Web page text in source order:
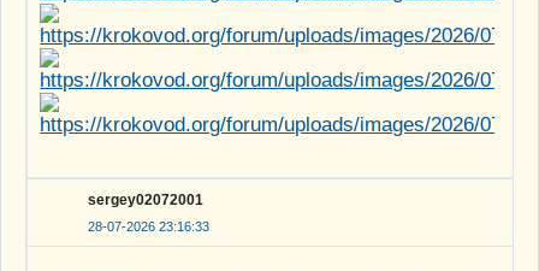
sergey02072001
28-07-2026 23:16:33